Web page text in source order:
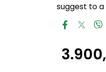
suggest to